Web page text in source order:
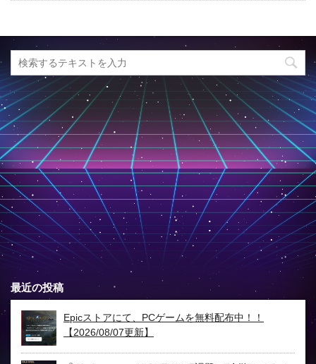
最近の投稿
Epicストアにて、PCゲームを無料配布中！！
【2026/08/07更新】